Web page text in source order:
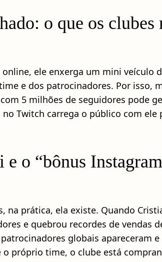
o que os clubes
ele enxerga um mini
e dos patrocinadores. Por
5 milhões de seguidores pode
Twitch carrega o público com ele
o “bônus
prática, ela existe. Quando
e quebrou recordes de vendas
globais apareceram
próprio time, o clube está